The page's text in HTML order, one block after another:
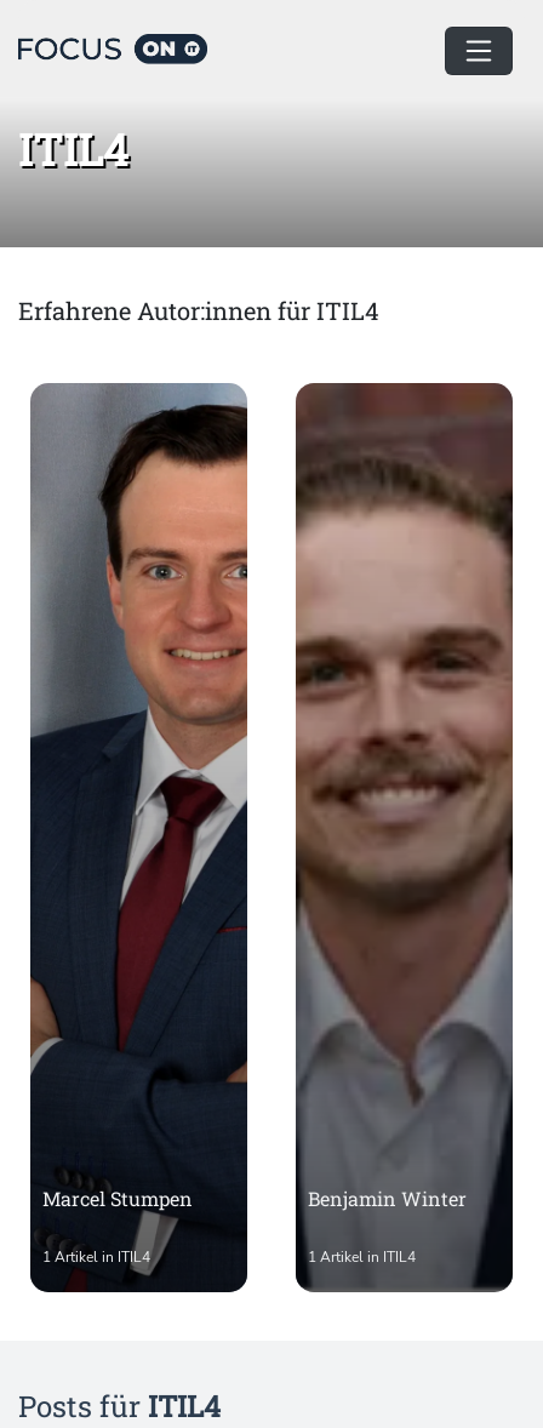
Home ITIL4
ITIL4
Erfahrene Autor:innen für ITIL4
Marcel Stumpen
1 Artikel in ITIL4
Benjamin Winter
1 Artikel in ITIL4
Posts für ITIL4